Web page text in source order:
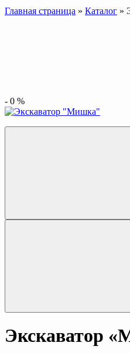
Главная страница » Каталог »
- 0 %
Экскаватор